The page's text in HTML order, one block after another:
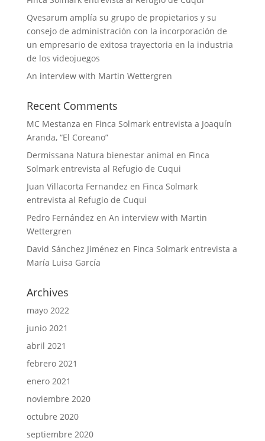
Qvesarum amplía su grupo de propietarios y su
consejo de administración con la incorporación de
un empresario de exitosa trayectoria en la industria
de los videojuegos
An interview with Martin Wettergren
Recent Comments
MC Mestanza en Finca Solmark entrevista a Joaquín
Aranda, “El Coreano”
Dermissana Natura bienestar animal en Finca
Solmark entrevista al Refugio de Cuqui
Juan Villacorta Fernandez en Finca Solmark
entrevista al Refugio de Cuqui
Pedro Fernández en An interview with Martin
Wettergren
David Sánchez Jiménez en Finca Solmark entrevista a
María Luisa García
Archives
mayo 2022
junio 2021
abril 2021
febrero 2021
enero 2021
noviembre 2020
octubre 2020
septiembre 2020